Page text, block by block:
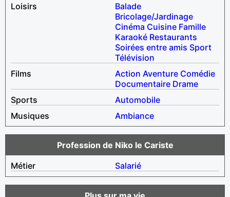
Loisirs
Balade
Bricolage/Jardinage
Cinéma Cuisine Famille
Karaoké Restaurants
Soirées entre amis Sport
Télévision
Films
Action Aventure Comédie
Documentaire Drame
Sports
Automobile
Musiques
Ambiance
Profession de Niko le Cariste
Métier
Salarié